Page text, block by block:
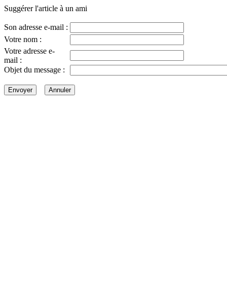
Suggérer l'article à un ami
Son adresse e-mail :
Votre nom :
Votre adresse e-
mail :
Objet du message :